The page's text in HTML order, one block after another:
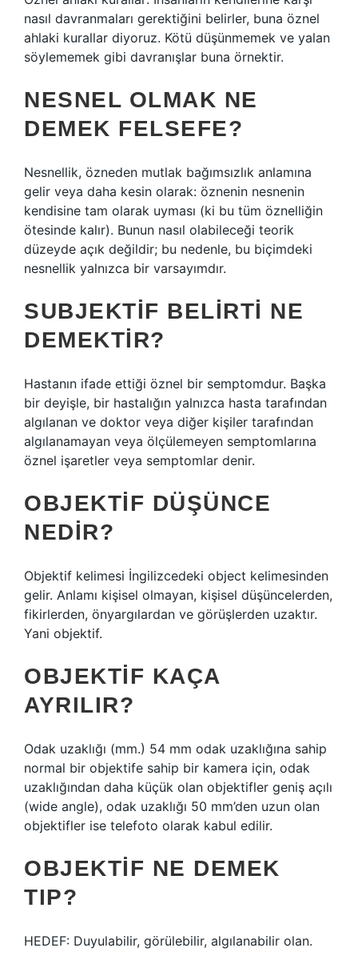
nasıl davranmaları gerektiğini belirler, buna öznel
ahlaki kurallar diyoruz. Kötü düşünmemek ve yalan
söylememek gibi davranışlar buna örnektir.
NESNEL OLMAK NE
DEMEK FELSEFE?
Nesnellik, özneden mutlak bağımsızlık anlamına
gelir veya daha kesin olarak: öznenin nesnenin
kendisine tam olarak uyması (ki bu tüm öznelliğin
ötesinde kalır). Bunun nasıl olabileceği teorik
düzeyde açık değildir; bu nedenle, bu biçimdeki
nesnellik yalnızca bir varsayımdır.
SUBJEKTIF BELIRTI NE
DEMEKTIR?
Hastanın ifade ettiği öznel bir semptomdur. Başka
bir deyişle, bir hastalığın yalnızca hasta tarafından
algılanan ve doktor veya diğer kişiler tarafından
algılanamayan veya ölçülemeyen semptomlarına
öznel işaretler veya semptomlar denir.
OBJEKTIF DÜŞÜNCE
NEDIR?
Objektif kelimesi İngilizcedeki object kelimesinden
gelir. Anlamı kişisel olmayan, kişisel düşüncelerden,
fikirlerden, önyargılardan ve görüşlerden uzaktır.
Yani objektif.
OBJEKTIF KAÇA
AYRILIR?
Odak uzaklığı (mm.) 54 mm odak uzaklığına sahip
normal bir objektife sahip bir kamera için, odak
uzaklığından daha küçük olan objektifler geniş açılı
(wide angle), odak uzaklığı 50 mm’den uzun olan
objektifler ise telefoto olarak kabul edilir.
OBJEKTIF NE DEMEK
TIP?
HEDEF: Duyulabilir, görülebilir, algılanabilir olan.